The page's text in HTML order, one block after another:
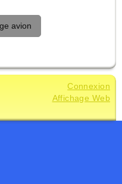
avion
Connexion
Affichage Web